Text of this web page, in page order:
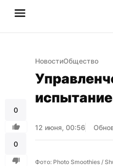
0
0
НовостиОбщество
12 июня, 00:56
Фото: Photo Smoothies /